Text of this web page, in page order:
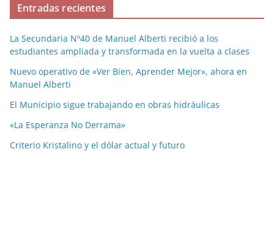
Entradas recientes
La Secundaria Nº40 de Manuel Alberti recibió a los
estudiantes ampliada y transformada en la vuelta a clases
Nuevo operativo de «Ver Bien, Aprender Mejor», ahora en
Manuel Alberti
El Municipio sigue trabajando en obras hidráulicas
«La Esperanza No Derrama»
Criterio Kristalino y el dólar actual y futuro